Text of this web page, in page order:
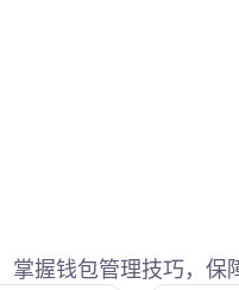
掌握钱包管理技巧，保